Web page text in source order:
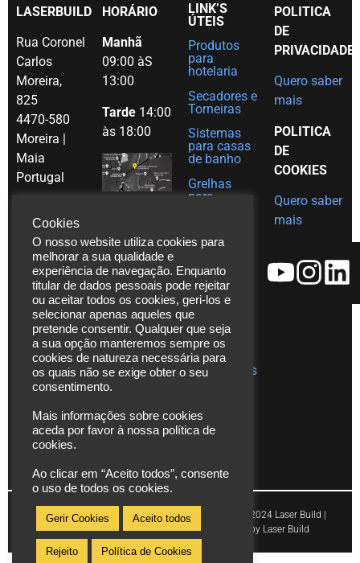
LASERBUILD
Rua Coronel
Carlos
Moreira,
825
4470-580
Moreira |
Maia
Portugal
229 480
271
Fax. (+351)
229 480
272
*chamada
para rede
fixa
nacional
info@laserbuild.pt
area.electrica2000@gmail.com
HORÁRIO
Manhã
09:00 àS
13:00
Tarde 14:00
às 18:00
LINK’S
ÚTEIS
Produtos
para
hotelaria
Secadores e
Torneiras
Sistemas
para casas
de banho
Grelhas
para
Ajudas
Catálogos
Vídeos
Assistência
Técnica
Publicações
POLITICA
DE
PRIVACIDADE
Quero saber
mais
POLITICA
DE
COOKIES
Quero saber
mais
Copyright © 2024 Laser Build |
Powered by Laser Build
Cookies
O nosso website utiliza cookies para
melhorar a sua qualidade e
experiência de navegação. Enquanto
titular de dados pessoais pode rejeitar
ou aceitar todos os cookies, geri-los e
selecionar apenas aqueles que
pretende consentir. Qualquer que seja
a sua opção manteremos sempre os
cookies de natureza necessária para
os quais não se exige obter o seu
consentimento.
Mais informações sobre cookies
aceda por favor à nossa política de
cookies.
Ao clicar em “Aceito todos”, consente
o uso de todos os cookies.
Gerir Cookies Aceito todos
Rejeito Política de Cookies